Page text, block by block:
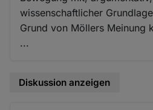
wissenschaftlicher
Grund von Möllers Meinung
...
Diskussion anzeigen